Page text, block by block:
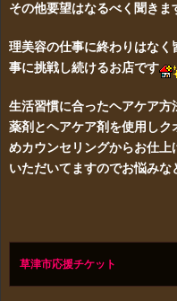
その他要望はなるべく聞き
理美容の仕事に終わりはな
事に挑戦し続けるお店です
生活習慣に合ったヘアケア
薬剤とヘアケア剤を使用し
めカウンセリングからお仕
いただいてますのでお悩み
草津市応援チケット